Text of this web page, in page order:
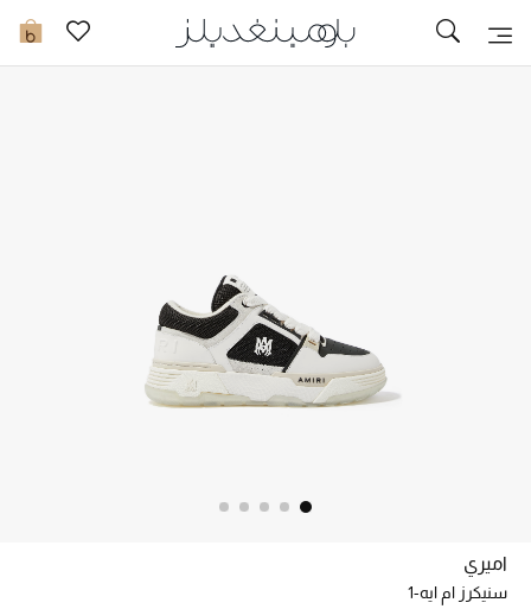
0 تخفيضات
خصم حتى 70%
اميري
سنيكرز ام ايه-1